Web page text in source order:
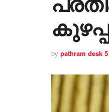
by pathram desk 5